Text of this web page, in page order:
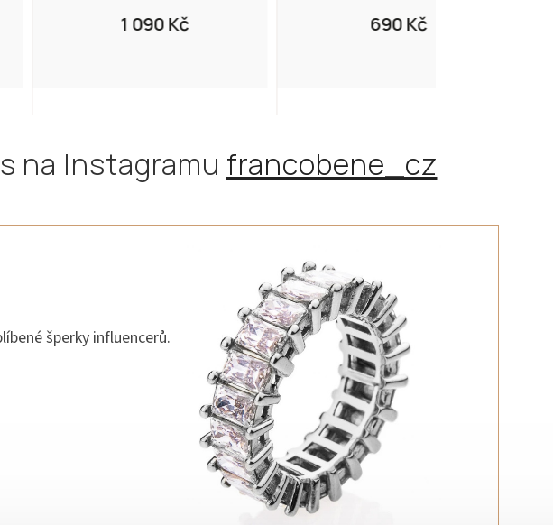
na Instagramu francobene_cz
šperky influencerů.